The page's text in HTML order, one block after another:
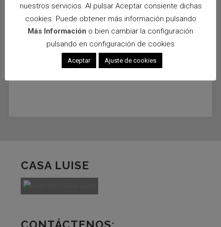
CASA LUISE
nuestros servicios. Al pulsar Aceptar consiente dichas
cookies. Puede obtener más información pulsando
Más Información o bien cambiar la configuración
pulsando en configuración de cookies
Aceptar Ajuste de cookies